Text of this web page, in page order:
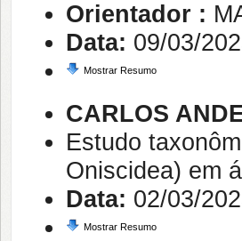
Orientador :
Data: 09/03/
Mostrar Resumo
CARLOS
Estudo
Oniscidea) em
Data: 02/03/
Mostrar Resumo